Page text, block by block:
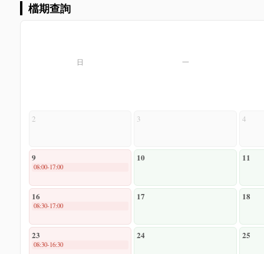
檔期查詢
日 一
2 3 4
9
08:00-17:00
10 11
16
08:30-17:00
17 18
23
08:30-16:30
24 25